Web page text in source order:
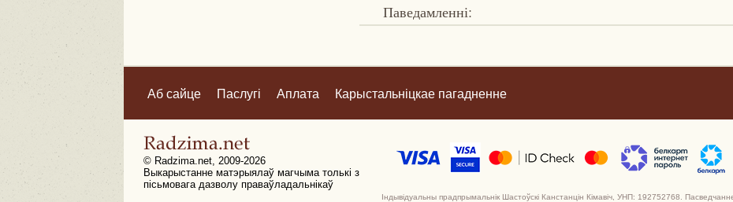
Паведамленні:
Аб сайце Паслугі Аплата Карыстальніцкае пагадненне
Індывідуальны прадпрымальнік Шастоўскі Канстанцін Кімавіч, УНП: 192752768.
© Radzima.net, 2009-2026
Выкарыстанне матэрыялаў магчыма толькі з
пісьмовага дазволу праваўладальнікаў